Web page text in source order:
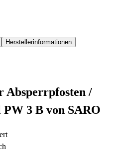
Herstellerinformationen
Absperrpfosten /
3 B von SARO